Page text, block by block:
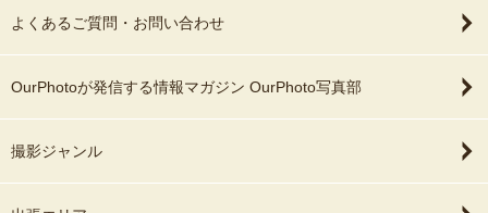
他サイトでもご予約を承っております。
【事前相談フォーマット】
・お名前（苗字のみ可）
よくあるご質問・お問い合わせ
OurPhotoが発信する情報マガジン OurPhoto写真部
撮影ジャンル